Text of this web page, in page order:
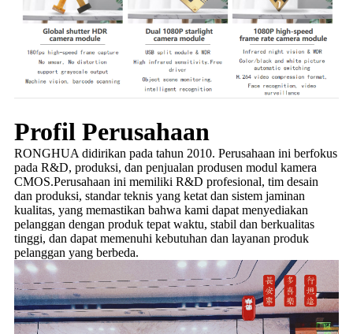
Profil Perusahaan
RONGHUA didirikan pada tahun 2010. Perusahaan ini berfokus
pada R&D, produksi, dan penjualan produsen modul kamera
CMOS.Perusahaan ini memiliki R&D profesional, tim desain
dan produksi, standar teknis yang ketat dan sistem jaminan
kualitas, yang memastikan bahwa kami dapat menyediakan
pelanggan dengan produk tepat waktu, stabil dan berkualitas
tinggi, dan dapat memenuhi kebutuhan dan layanan produk
pelanggan yang berbeda.